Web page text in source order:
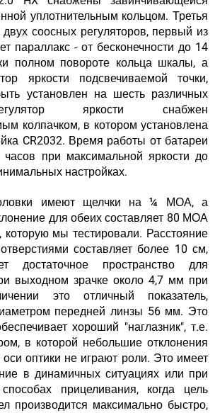
уплотнительным кольцом. Третья
двух соосных регуляторов, первый из
параллакс - от бесконечности до 14
полном повороте кольца шкалы, а
яркости подсвечиваемой точки,
установлен на шесть различных
яркости снабжен
колпачком, в котором установлена
CR2032. Время работы от батареи
часов при максимальной яркости до
настройках.
имеют щелчки на ¼ МОА, а
для обеих составляет 80 МОА
которую мы тестировали. Расстояние
составляет более 10 см,
достаточное пространство для
выходном зрачке около 4,7 мм при
это отличный показатель,
передней линзы 56 мм. Это
хороший "наглазник", т.е.
в которой небольшие отклонения
оси оптики не играют роли. Это имеет
в динамичных ситуациях или при
прицеливания, когда цель
производится максимально быстро,